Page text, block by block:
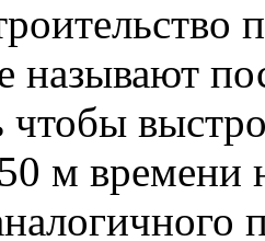
называют
чтобы
м времени